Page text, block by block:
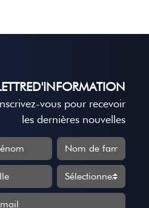
vous pour recevoir
les dernières nouvelles